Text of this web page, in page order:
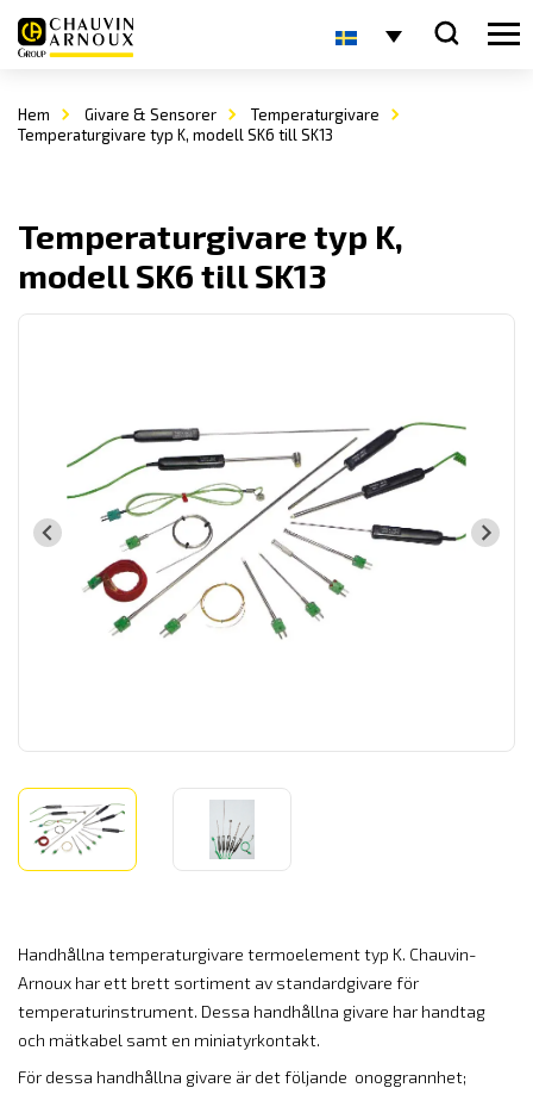
Hem Givare & Sensorer
Temperaturgivare
Temperaturgivare typ K, modell SK6 till SK13
Temperaturgivare typ K,
modell SK6 till SK13
Handhållna temperaturgivare termoelement typ K. Chauvin-
Arnoux har ett brett sortiment av standardgivare för
temperaturinstrument. Dessa handhållna givare har handtag
och mätkabel samt en miniatyrkontakt.
För dessa handhållna givare är det följande onoggrannhet;